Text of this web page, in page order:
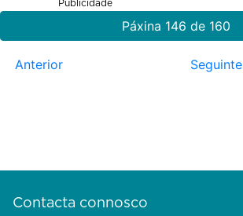
Páxina 146 de 160
Anterior Seguinte
Contacta connosco